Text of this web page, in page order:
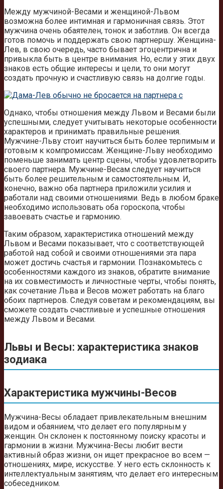
Между мужчиной-Весами и женщиной-Львом
возможна более интимная и гармоничная связь. Этот
мужчина очень обаятелен, тонок и заботлив. Он всегда
готов помочь и поддержать свою партнершу. Женщина-
Лев, в свою очередь, часто бывает эгоцентрична и
привыкла быть в центре внимания. Но, если у этих двух
знаков есть общие интересы и цели, то они могут
создать прочную и счастливую связь на долгие годы.
Однако, чтобы отношения между Львом и Весами были
успешными, следует учитывать некоторые особенности
характеров и принимать правильные решения.
Мужчине-Льву стоит научиться быть более терпимым и
готовым к компромиссам. Женщине-Льву необходимо
поменьше занимать центр сцены, чтобы удовлетворить
своего партнера. Мужчине-Весам следует научиться
быть более решительным и самостоятельным. И,
конечно, важно оба партнера приложили усилия и
работали над своими отношениями. Ведь в любом браке
необходимо использовать оба гороскопа, чтобы
завоевать счастье и гармонию.
Таким образом, характеристика отношений между
Львом и Весами показывает, что с соответствующей
работой над собой и своими отношениями эта пара
может достичь счастья и гармонии. Познакомьтесь с
особенностями каждого из знаков, обратите внимание
на их совместимость и личностные черты, чтобы понять,
как сочетание Льва и Весов может работать на благо
обоих партнеров. Следуя советам и рекомендациям, вы
сможете создать счастливые и успешные отношения
между Львом и Весами.
Львы и Весы: характеристика знаков
зодиака
Характеристика мужчины-Весов
Мужчина-Весы обладает привлекательным внешним
видом и обаянием, что делает его популярным у
женщин. Он склонен к постоянному поиску красоты и
гармонии в жизни. Мужчина-Весы любит вести
активный образ жизни, он ищет прекрасное во всем —
отношениях, мире, искусстве. У него есть склонность к
интеллектуальным занятиям, что делает его интересным
собеседником.